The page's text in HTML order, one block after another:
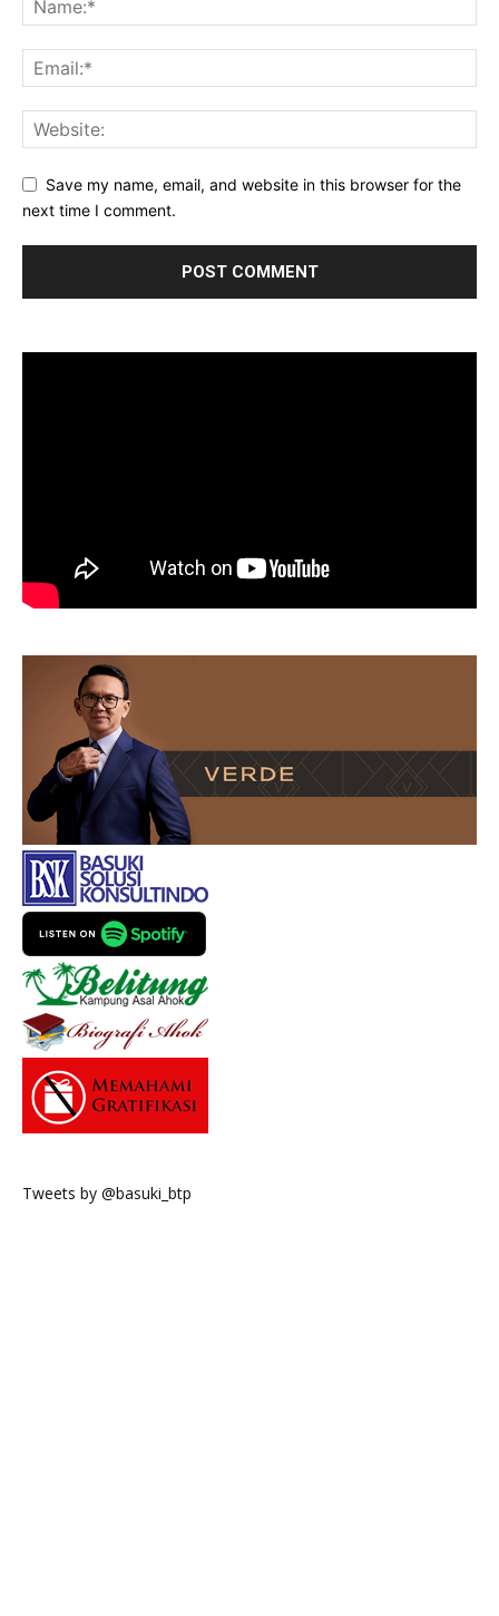
Save my name, email, and website in this browser for the
next time I comment.
Tweets by @basuki_btp